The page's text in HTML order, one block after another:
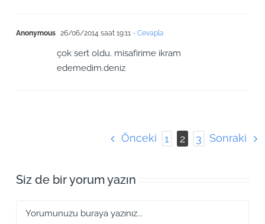
Anonymous 26/06/2014 saat 19:11- Cevapla
çok sert oldu. misafirime ikram
edemedim.deniz
Önceki 1 2 3 Sonraki
Siz de bir yorum yazın